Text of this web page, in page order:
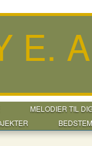
E.
MELODIER TIL